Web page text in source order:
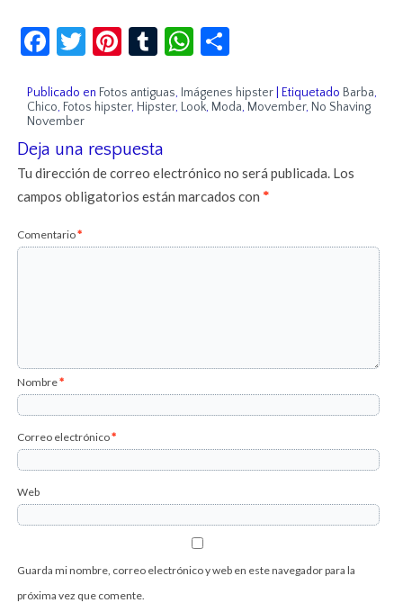
Facebook
Twitter
Pinterest
TumblrWhatsApp
Publicado en Fotos antiguas, Imágenes hipster Etiquetado Barba,
Chico, Fotos hipster, Hipster, Look, Moda, Movember, No Shaving
November
Deja una respuesta
Tu dirección de correo electrónico no será publicada. Los
campos obligatorios están marcados con*
Comentario*
Nombre*
Correo electrónico*
Web
Guarda mi nombre, correo electrónico y web en este navegador para la
próxima vez que comente.